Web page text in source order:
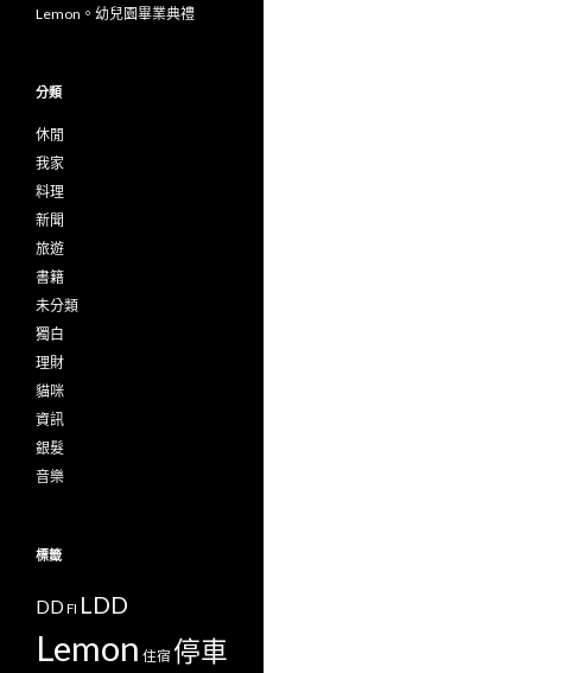
Lemon。幼兒園畢業典禮
分類
休閒
我家
料理
新聞
旅遊
書籍
未分類
獨白
理財
貓咪
資訊
銀髮
音樂
標籤
DD FI LDD
Lemon 住宿 停車